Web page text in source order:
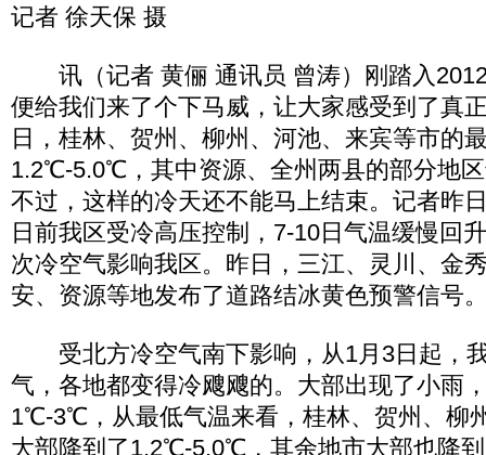
记者 徐天保 摄
讯（记者 黄俪 通讯员 曾涛）刚踏入
便给我们来了个下马威，让大家感受到了真
日，桂林、贺州、柳州、河池、来宾等市的
1.2℃-5.0℃，其中资源、全州两县的部分地
不过，这样的冷天还不能马上结束。记者昨
日前我区受冷高压控制，7-10日气温缓慢回
次冷空气影响我区。昨日，三江、灵川、金
安、资源等地发布了道路结冰黄色预警信号
受北方冷空气南下影响，从1月3日起，
气，各地都变得冷飕飕的。大部出现了小雨
1℃-3℃，从最低气温来看，桂林、贺州、柳
大部降到了1.2℃-5.0℃，其余地市大部也降